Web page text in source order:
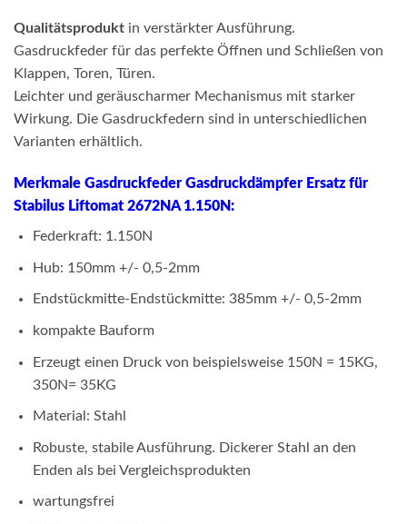
Qualitätsprodukt in verstärkter Ausführung.
Gasdruckfeder für das perfekte Öffnen und Schließen von
Klappen, Toren, Türen.
Leichter und geräuscharmer Mechanismus mit starker
Wirkung. Die Gasdruckfedern sind in unterschiedlichen
Varianten erhältlich.
Merkmale Gasdruckfeder Gasdruckdämpfer Ersatz für
Stabilus Liftomat 2672NA 1.150N:
Federkraft: 1.150N
Hub: 150mm +/- 0,5-2mm
Endstückmitte-Endstückmitte: 385mm +/- 0,5-2mm
kompakte Bauform
Erzeugt einen Druck von beispielsweise 150N = 15KG,
350N= 35KG
Material: Stahl
Robuste, stabile Ausführung. Dickerer Stahl an den
Enden als bei Vergleichsprodukten
wartungsfrei